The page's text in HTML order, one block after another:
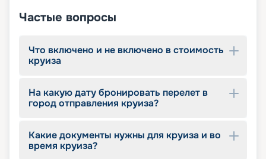
Частые вопросы
Что включено и не включено в стоимость
круиза
На какую дату бронировать перелет в
город отправления круиза?
Какие документы нужны для круиза и во
время круиза?